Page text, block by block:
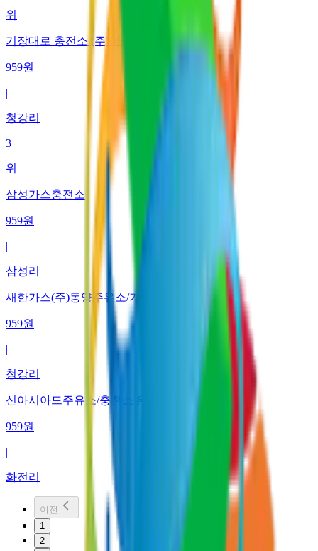
위
기장대로 충전소 (주)이십일세기에너지
959원
|
청강리
3
위
삼성가스충전소
959원
|
삼성리
새한가스(주)동양주유소/기장충전소
959원
|
청강리
신아시아드주유소/충전소 은마석유(주)
959원
|
화전리
이전
1
2